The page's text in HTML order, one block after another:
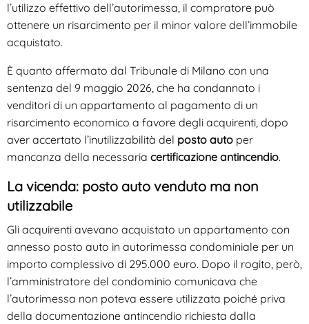
l’utilizzo effettivo dell’autorimessa, il compratore può
ottenere un risarcimento per il minor valore dell’immobile
acquistato.
È quanto affermato dal Tribunale di Milano con una
sentenza del 9 maggio 2026, che ha condannato i
venditori di un appartamento al pagamento di un
risarcimento economico a favore degli acquirenti, dopo
aver accertato l’inutilizzabilità del posto auto per
mancanza della necessaria certificazione antincendio.
La vicenda: posto auto venduto ma non
utilizzabile
Gli acquirenti avevano acquistato un appartamento con
annesso posto auto in autorimessa condominiale per un
importo complessivo di 295.000 euro. Dopo il rogito, però,
l’amministratore del condominio comunicava che
l’autorimessa non poteva essere utilizzata poiché priva
della documentazione antincendio richiesta dalla